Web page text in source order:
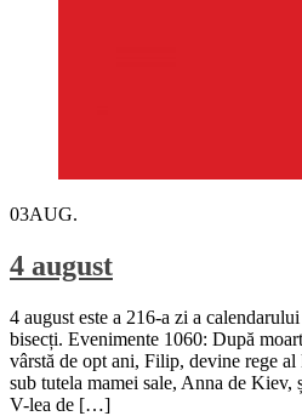
03AUG.
4 august
4 august este a 216-a zi a
bisecți. Evenimente 1060: După
vârstă de opt ani, Filip, devine rege
sub tutela mamei sale, Anna de
V-lea de […]